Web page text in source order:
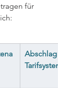
für
Abschlag
Tarifsystem